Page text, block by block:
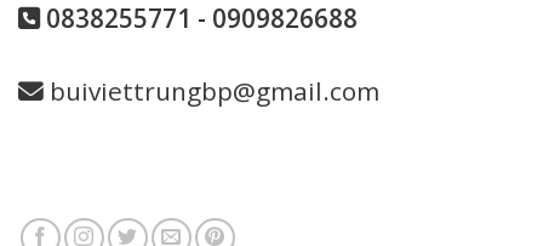
0838255771 - 0909826688
buiviettrungbp@gmail.com